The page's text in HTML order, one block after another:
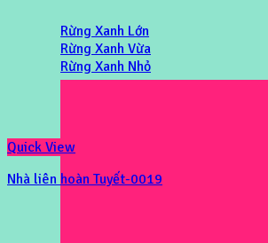
Rừng Xanh Lớn
Rừng Xanh Vừa
Rừng Xanh Nhỏ
Quick View
Nhà liên hoàn Tuyết-0019